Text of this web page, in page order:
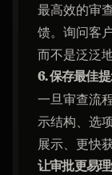
最高效的审
馈。询问客
而不是泛泛
6. 保存最佳
一旦审查流
示结构、选
展示、更快获
让审批更易